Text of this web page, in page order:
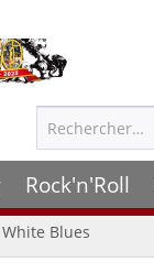
Rock'n'Roll
White Blues